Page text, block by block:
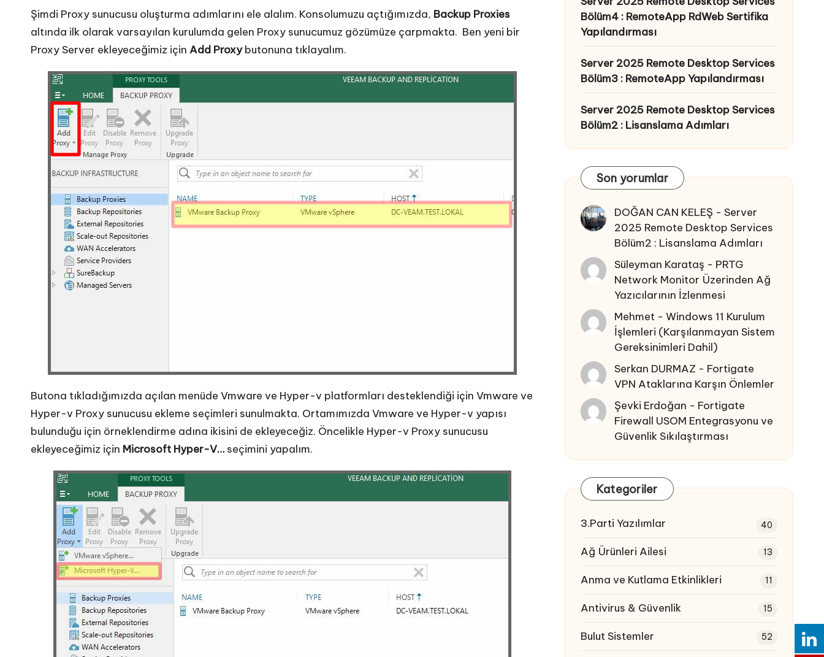
Şimdi Proxy sunucusu oluşturma adımlarını ele alalım. Konsolumuzu açtığımızda, Backup Proxies
altında ilk olarak varsayılan kurulumda gelen Proxy sunucumuz gözümüze çarpmakta. Ben yeni bir
Proxy Server ekleyeceğimiz için Add Proxybutonuna tıklayalım.
Butona tıkladığımızda açılan menüde Vmware ve Hyper-v platformları desteklendiği için Vmware ve
Hyper-v Proxy sunucusu ekleme seçimleri sunulmakta. Ortamımızda Vmware ve Hyper-v yapısı
bulunduğu için örneklendirme adına ikisini de ekleyeceğiz. Öncelikle Hyper-v Proxy sunucusu
ekleyeceğimiz için Microsoft Hyper-V… seçimini yapalım.
Bölüm4 : RemoteApp RdWeb Sertifika
Yapılandırması
Server 2025 Remote Desktop Services
Bölüm3 : RemoteApp Yapılandırması
Server 2025 Remote Desktop Services
Bölüm2 : Lisanslama Adımları
Son yorumlar
DOĞAN CAN KELEŞ -Server
2025 Remote Desktop Services
Bölüm2 : Lisanslama Adımları
Süleyman Karataş - PRTG
Network Monitor Üzerinden Ağ
Yazıcılarının İzlenmesi
Mehmet -Windows 11 Kurulum
İşlemleri (Karşılanmayan Sistem
Gereksinimleri Dahil)
Serkan DURMAZ - Fortigate
VPN Ataklarına Karşın Önlemler
Şevki Erdoğan - Fortigate
Firewall USOM Entegrasyonu ve
Güvenlik Sıkılaştırması
Kategoriler
3.Parti Yazılımlar 40
Ağ Ürünleri Ailesi 13
Anma ve Kutlama Etkinlikleri 11
Antivirus & Güvenlik 15
Bulut Sistemler 52